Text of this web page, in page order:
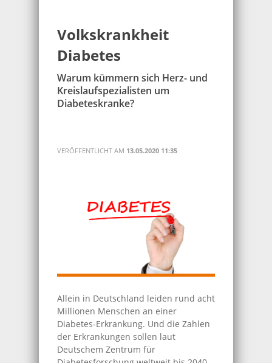
Volkskrankheit
Diabetes
Warum kümmern sich Herz- und
Kreislaufspezialisten um
Diabeteskranke?
VERÖFFENTLICHT AM 13.05.2020 11:35
Allein in Deutschland leiden rund acht
Millionen Menschen an einer
Diabetes-Erkrankung. Und die Zahlen
der Erkrankungen sollen laut
Deutschem Zentrum für